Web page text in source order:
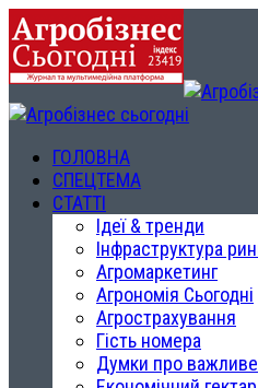
ГОЛОВНА
СПЕЦТЕМА
СТАТТІ
Ідеї & тренди
Інфраструктура
Агромаркетинг
Агрономія Сьогодні
Агрострахування
Гість номера
Думки про важливе